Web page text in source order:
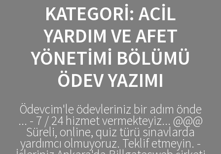
KATEGORI: ACIL
YARDIM VE AFET
YÖNETIMI BÖLÜMÜ
ÖDEV YAZIMI
Ödevcim'le ödevleriniz bir adım önde
... - 7 / 24 hizmet vermekteyiz... @@@
Süreli, online, quiz türü sınavlarda
yardımcı olmuyoruz. Teklif etmeyin. -